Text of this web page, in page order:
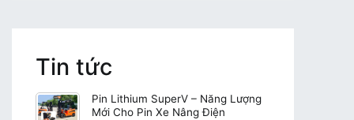
Tin tức
Pin Lithium SuperV – Năng Lượng
Mới Cho Pin Xe Nâng Điện